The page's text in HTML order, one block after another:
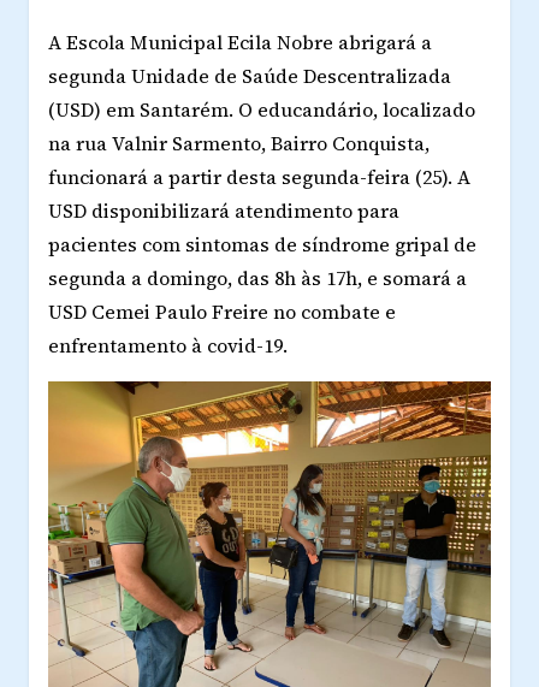
A Escola Municipal Ecila Nobre abrigará a
segunda Unidade de Saúde Descentralizada
(USD) em Santarém. O educandário, localizado
na rua Valnir Sarmento, Bairro Conquista,
funcionará a partir desta segunda-feira (25). A
USD disponibilizará atendimento para
pacientes com sintomas de síndrome gripal de
segunda a domingo, das 8h às 17h, e somará a
USD Cemei Paulo Freire no combate e
enfrentamento à covid-19.